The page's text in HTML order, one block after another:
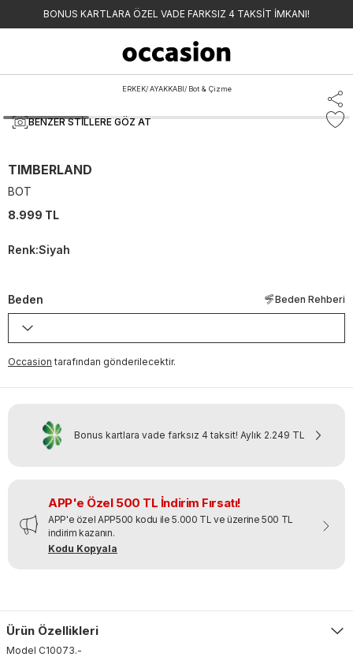
BONUS KARTLARA ÖZEL VADE FARKSIZ 4 TAKSİT İMKANI!
ERKEK/ AYAKKABI/ Bot & Çizme
BENZER STILLERE GÖZ AT
TIMBERLAND
BOT
8.999 TL
Renk:Siyah
Beden Beden Rehberi
Occasion tarafından gönderilecektir.
Bonus kartlara vade farksız 4 taksit! Aylık 2.249 TL
APP'e Özel 500 TL İndirim Fırsatı!
APP'e özel APP500 kodu ile 5.000 TL ve üzerine 500 TL
indirim kazanın.
Kodu Kopyala
Ürün Özellikleri
Model C10073.-